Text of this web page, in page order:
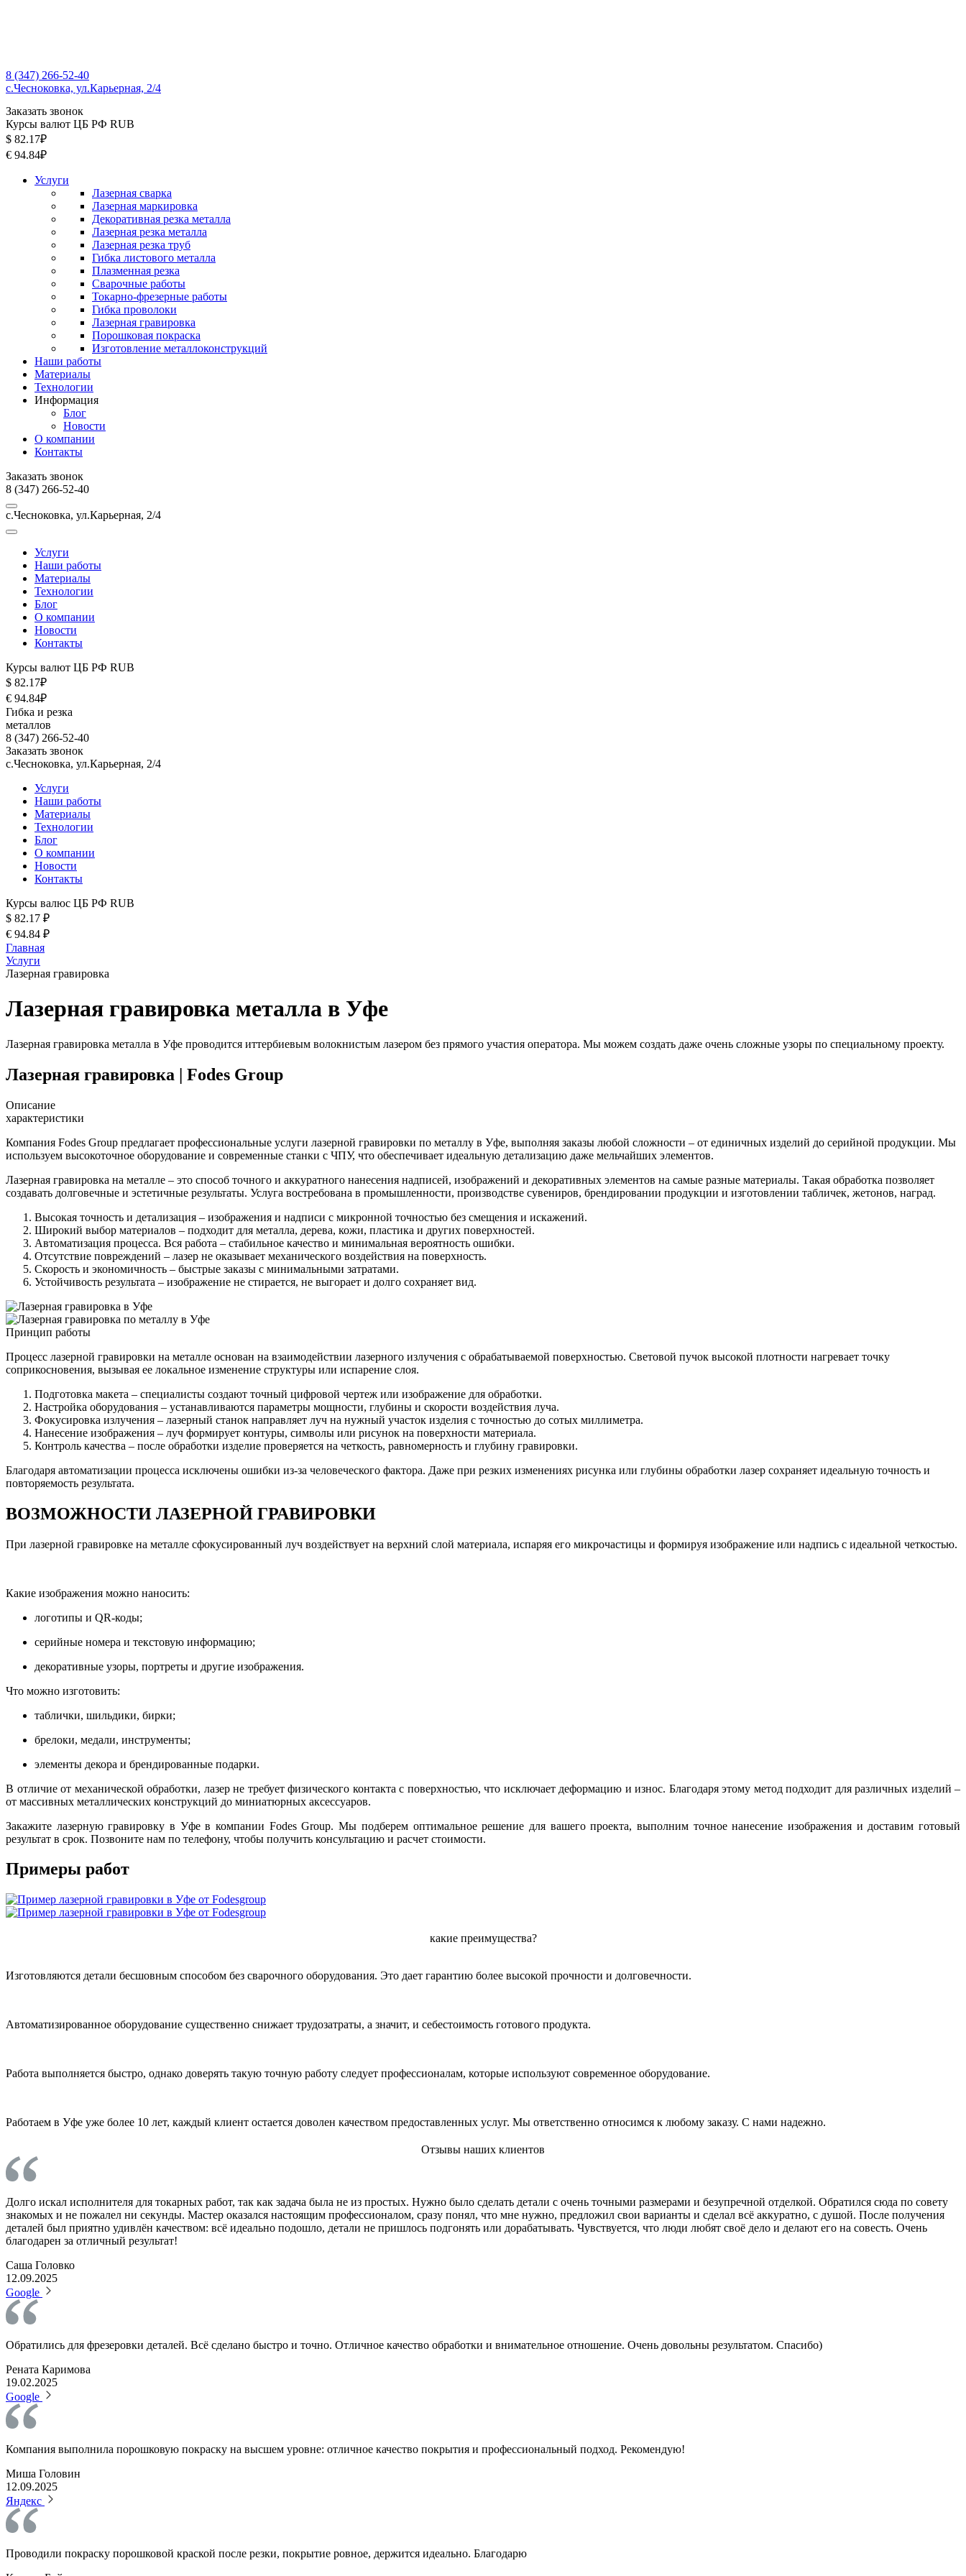
8 (347) 266-52-40
с.Чесноковка, ул.Карьерная, 2/4
Заказать звонок
Курсы валют ЦБ РФ RUB
$ 82.17₽
€ 94.84₽
Услуги
Лазерная сварка
Лазерная маркировка
Декоративная резка металла
Лазерная резка металла
Лазерная резка труб
Гибка листового металла
Плазменная резка
Сварочные работы
Токарно-фрезерные работы
Гибка проволоки
Лазерная гравировка
Порошковая покраска
Изготовление металлоконструкций
Наши работы
Материалы
Технологии
Информация
Блог
Новости
О компании
Контакты
Заказать звонок
8 (347) 266-52-40
с.Чесноковка, ул.Карьерная, 2/4
Услуги
Наши работы
Материалы
Технологии
Блог
О компании
Новости
Контакты
Курсы валют ЦБ РФ RUB
$ 82.17₽
€ 94.84₽
Гибка и резка
металлов
8 (347) 266-52-40
Заказать звонок
с.Чесноковка, ул.Карьерная, 2/4
Услуги
Наши работы
Материалы
Технологии
Блог
О компании
Новости
Контакты
Курсы валюс ЦБ РФ RUB
$ 82.17 ₽
€ 94.84 ₽
Главная
Услуги
Лазерная гравировка
Лазерная гравировка металла в Уфе
Лазерная гравировка металла в Уфе проводится иттербиевым волокнистым лазером без прямого участия оператора. Мы можем создать даже очень сложные узоры по специальному проекту.
Лазерная гравировка | Fodes Group
Описание
характеристики
Компания Fodes Group предлагает профессиональные услуги лазерной гравировки по металлу в Уфе, выполняя заказы любой сложности – от единичных изделий до серийной продукции. Мы
используем высокоточное оборудование и современные станки с ЧПУ, что обеспечивает идеальную детализацию даже мельчайших элементов.
Лазерная гравировка на металле – это способ точного и аккуратного нанесения надписей, изображений и декоративных элементов на самые разные материалы. Такая обработка позволяет
создавать долговечные и эстетичные результаты. Услуга востребована в промышленности, производстве сувениров, брендировании продукции и изготовлении табличек, жетонов, наград.
Высокая точность и детализация – изображения и надписи с микронной точностью без смещения и искажений.
Широкий выбор материалов – подходит для металла, дерева, кожи, пластика и других поверхностей.
Автоматизация процесса. Вся работа – стабильное качество и минимальная вероятность ошибки.
Отсутствие повреждений – лазер не оказывает механического воздействия на поверхность.
Скорость и экономичность – быстрые заказы с минимальными затратами.
Устойчивость результата – изображение не стирается, не выгорает и долго сохраняет вид.
Принцип работы
Процесс лазерной гравировки на металле основан на взаимодействии лазерного излучения с обрабатываемой поверхностью. Световой пучок высокой плотности нагревает точку
соприкосновения, вызывая ее локальное изменение структуры или испарение слоя.
Подготовка макета – специалисты создают точный цифровой чертеж или изображение для обработки.
Настройка оборудования – устанавливаются параметры мощности, глубины и скорости воздействия луча.
Фокусировка излучения – лазерный станок направляет луч на нужный участок изделия с точностью до сотых миллиметра.
Нанесение изображения – луч формирует контуры, символы или рисунок на поверхности материала.
Контроль качества – после обработки изделие проверяется на четкость, равномерность и глубину гравировки.
Благодаря автоматизации процесса исключены ошибки из-за человеческого фактора. Даже при резких изменениях рисунка или глубины обработки лазер сохраняет идеальную точность и
повторяемость результата.
ВОЗМОЖНОСТИ ЛАЗЕРНОЙ ГРАВИРОВКИ
При лазерной гравировке на металле сфокусированный луч воздействует на верхний слой материала, испаряя его микрочастицы и формируя изображение или надпись с идеальной четкостью.
Какие изображения можно наносить:
логотипы и QR-коды;
серийные номера и текстовую информацию;
декоративные узоры, портреты и другие изображения.
Что можно изготовить:
таблички, шильдики, бирки;
брелоки, медали, инструменты;
элементы декора и брендированные подарки.
В отличие от механической обработки, лазер не требует физического контакта с поверхностью, что исключает деформацию и износ. Благодаря этому метод подходит для различных изделий –
от массивных металлических конструкций до миниатюрных аксессуаров.
Закажите лазерную гравировку в Уфе в компании Fodes Group. Мы подберем оптимальное решение для вашего проекта, выполним точное нанесение изображения и доставим готовый
результат в срок. Позвоните нам по телефону, чтобы получить консультацию и расчет стоимости.
Примеры работ
какие преимущества?
Изготовляются детали бесшовным способом без сварочного оборудования. Это дает гарантию более высокой прочности и долговечности.
Автоматизированное оборудование существенно снижает трудозатраты, а значит, и себестоимость готового продукта.
Работа выполняется быстро, однако доверять такую точную работу следует профессионалам, которые используют современное оборудование.
Работаем в Уфе уже более 10 лет, каждый клиент остается доволен качеством предоставленных услуг. Мы ответственно относимся к любому заказу. С нами надежно.
Отзывы наших клиентов
Долго искал исполнителя для токарных работ, так как задача была не из простых. Нужно было сделать детали с очень точными размерами и безупречной отделкой. Обратился сюда по совету
знакомых и не пожалел ни секунды. Мастер оказался настоящим профессионалом, сразу понял, что мне нужно, предложил свои варианты и сделал всё аккуратно, с душой. После получения
деталей был приятно удивлён качеством: всё идеально подошло, детали не пришлось подгонять или дорабатывать. Чувствуется, что люди любят своё дело и делают его на совесть. Очень
благодарен за отличный результат!
Саша Головко
12.09.2025
Google
Обратились для фрезеровки деталей. Всё сделано быстро и точно. Отличное качество обработки и внимательное отношение. Очень довольны результатом. Спасибо)
Рената Каримова
19.02.2025
Google
Компания выполнила порошковую покраску на высшем уровне: отличное качество покрытия и профессиональный подход. Рекомендую!
Миша Головин
12.09.2025
Яндекс
Проводили покраску порошковой краской после резки, покрытие ровное, держится идеально. Благодарю